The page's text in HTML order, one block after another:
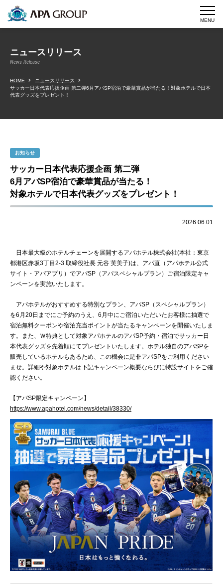
MENU
ニュースリリース
News Release
HOME
ニュースリリース
サッカー日本代表応援企画 第二弾6月アパSP宿泊で豪華賞品が当たる！対象ホテルで日本
代表グッズをプレゼント！
お知らせ
サッカー日本代表応援企画 第二弾
6月アパSP宿泊で豪華賞品が当たる！
対象ホテルで日本代表グッズをプレゼント！
2026.06.01
日本最大級のホテルチェーンを展開するアパホテル株式会社(本社：東京
都港区赤坂3丁目2‐3 取締役社長 元谷 芙美子)は、アパ直（アパホテル公式
サイト・アパアプリ）でアパSP（アパスペシャルプラン）ご宿泊限定キャ
ンペーンを実施いたします。
アパホテルがおすすめする特別なプラン、アパSP（スペシャルプラン）
を6月20日までにご予約のうえ、6月中にご宿泊いただいたお客様に抽選で
宿泊無料クーポンや宿泊充当ポイントが当たるキャンペーンを開催いたしま
す。また、Ｗ特典として対象アパホテルのアパSP予約・宿泊でサッカー日
本代表グッズを先着順にてプレゼントいたします。ホテル独自のアパSPを
販売しているホテルもあるため、この機会に是非アパSPをご利用ください
ませ。詳細や対象ホテルは下記キャンペーン概要ならびに特設サイトをご確
認ください。
【アパSP限定キャンペーン】
https://www.apahotel.com/news/detail/38330/